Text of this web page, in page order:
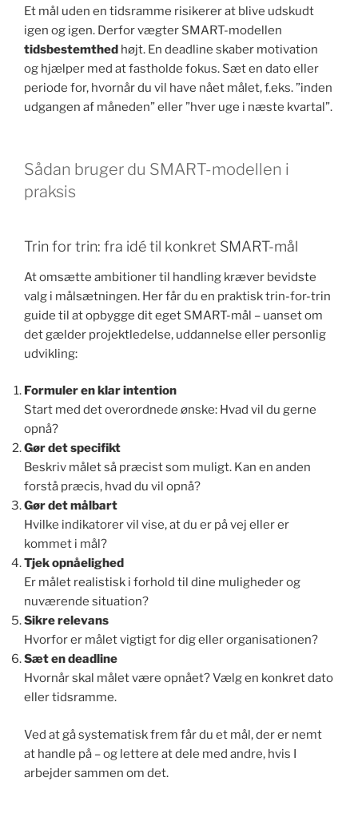
Et mål uden en tidsramme risikerer at blive udskudt
igen og igen. Derfor vægter SMART-modellen
tidsbestemthed højt. En deadline skaber motivation
og hjælper med at fastholde fokus. Sæt en dato eller
periode for, hvornår du vil have nået målet, f.eks. ”inden
udgangen af måneden” eller ”hver uge i næste kvartal”.
Sådan bruger du SMART-modellen i
praksis
Trin for trin: fra idé til konkret SMART-mål
At omsætte ambitioner til handling kræver bevidste
valg i målsætningen. Her får du en praktisk trin-for-trin
guide til at opbygge dit eget SMART-mål – uanset om
det gælder projektledelse, uddannelse eller personlig
udvikling:
Formuler en klar intention
Start med det overordnede ønske: Hvad vil du gerne
opnå?
Gør det specifikt
Beskriv målet så præcist som muligt. Kan en anden
forstå præcis, hvad du vil opnå?
Gør det målbart
Hvilke indikatorer vil vise, at du er på vej eller er
kommet i mål?
Tjek opnåelighed
Er målet realistisk i forhold til dine muligheder og
nuværende situation?
Sikre relevans
Hvorfor er målet vigtigt for dig eller organisationen?
Sæt en deadline
Hvornår skal målet være opnået? Vælg en konkret dato
eller tidsramme.
Ved at gå systematisk frem får du et mål, der er nemt
at handle på – og lettere at dele med andre, hvis I
arbejder sammen om det.